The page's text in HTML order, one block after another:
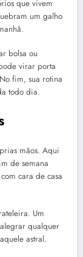
que vivem
um galho
bolsa ou
virar porta
fim, sua rotina
todo dia.
mãos. Aqui
de semana
cara de casa
Um
qualquer
astral.